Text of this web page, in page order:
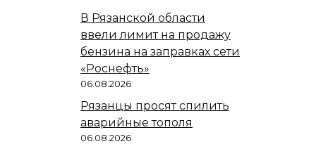
В Рязанской области
ввели лимит на продажу
бензина на заправках сети
«Роснефть»
06.08.2026
Рязанцы просят спилить
аварийные тополя
06.08.2026